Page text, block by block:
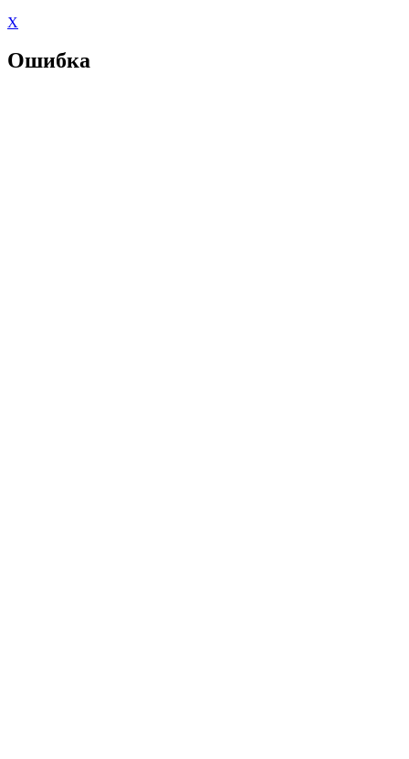
X
Ошибка